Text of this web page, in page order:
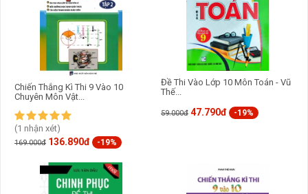
Chiến Thắng Kì Thi 9 Vào 10
Chuyên Môn Vật...
(1 nhận xét)
169.000đ 136.890đ -19%
Đề Thi Vào Lớp 10 Môn Toán - Vũ
Thế...
59.000đ 47.790đ -19%